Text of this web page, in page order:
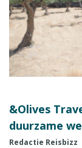
&Olives
duurzame
Redactie Reisbizz